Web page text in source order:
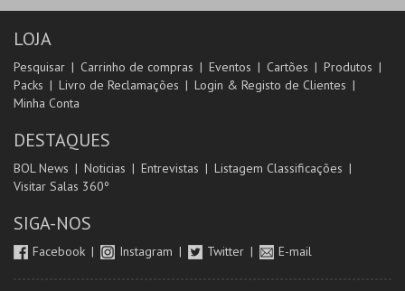
LOJA
Pesquisar Carrinho de compras Eventos Cartões
Produtos
Packs
Livro de Reclamações
Login & Registo de Clientes
Minha Conta
DESTAQUES
BOL News Noticias Entrevistas
Listagem Classificações
Visitar Salas 360º
SIGA-NOS
Facebook Instagram Twitter E-mail